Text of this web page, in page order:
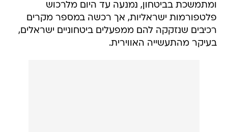
ומתמשכת בביטחון, נמנעה עד היום מלרכוש
פלטפורמות ישראליות, אך רכשה במספר מקרים
רכיבים שנזקקה להם ממפעלים ביטחוניים ישראלים,
בעיקר מהתעשייה האווירית.